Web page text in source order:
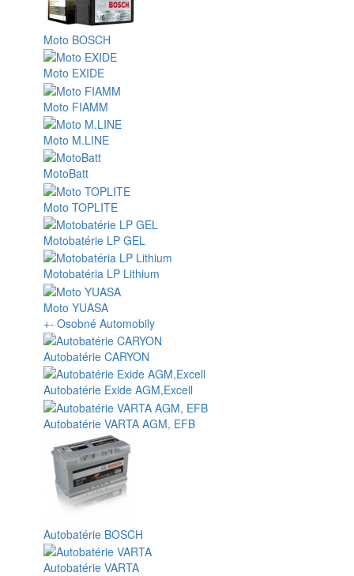
Moto BOSCH
Moto EXIDE
Moto FIAMM
Moto M.LINE
MotoBatt
Moto TOPLITE
Motobatérie LP GEL
Motobatéria LP Lithium
Moto YUASA
+- Osobné Automobily
Autobatérie CARYON
Autobatérie Exide AGM,Excell
Autobatérie VARTA AGM, EFB
Autobatérie BOSCH
Autobatérie VARTA